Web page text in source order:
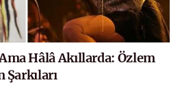
Hâlâ Akıllarda: Özlem
Şarkıları